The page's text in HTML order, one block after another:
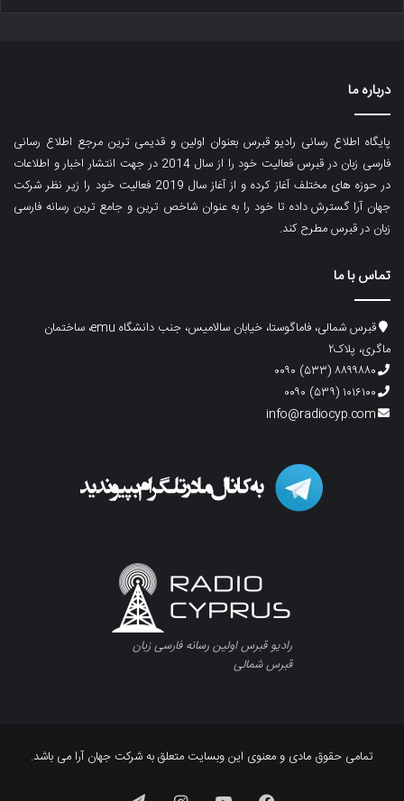
درباره ما
پایگاه اطلاع رسانی رادیو قبرس بعنوان اولین و قدیمی ترین مرجع اطلاع رسانی
فارسی زبان در قبرس فعالیت خود را از سال 2014 در جهت انتشار اخبار و اطلاعات
در حوزه های مختلف آغاز کرده و از آغاز سال 2019 فعالیت خود را زیر نظر شرکت
جهان آرا گسترش داده تا خود را به عنوان شاخص ترین و جامع ترین رسانه فارسی
زبان در قبرس مطرح کند.
تماس با ما
قبرس شمالی، فاماگوستا، خیابان سالامیس، جنب دانشگاه emu، ساختمان
ماگری، پلاک۲
۸۸۹۹۸۸۰ (۵۳۳) ۰۰۹۰
۱۰۱۶۱۰۰ (۵۳۹) ۰۰۹۰
info@radiocyp.com
رادیو قبرس اولین رسانه فارسی زبان
قبرس شمالی
تمامی حقوق مادی و معنوی این وبسایت متعلق به شرکت جهان آرا می باشد.